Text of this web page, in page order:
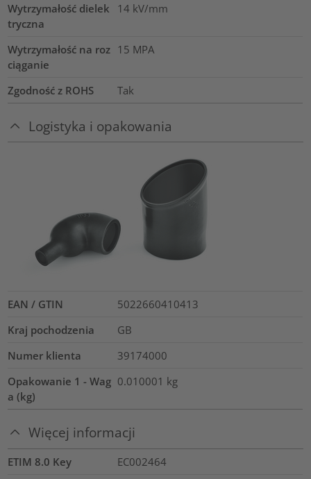
Wytrzymałość dielek
tryczna
14 kV/mm
Wytrzymałość na roz
ciąganie
15 MPA
Zgodność z ROHS Tak
Logistyka i opakowania
EAN / GTIN
5022660410413
Kraj pochodzenia
GB
Numer klienta
39174000
Opakowanie 1 - Wag
a (kg)
0.010001 kg
Więcej informacji
ETIM 8.0 Key
EC002464